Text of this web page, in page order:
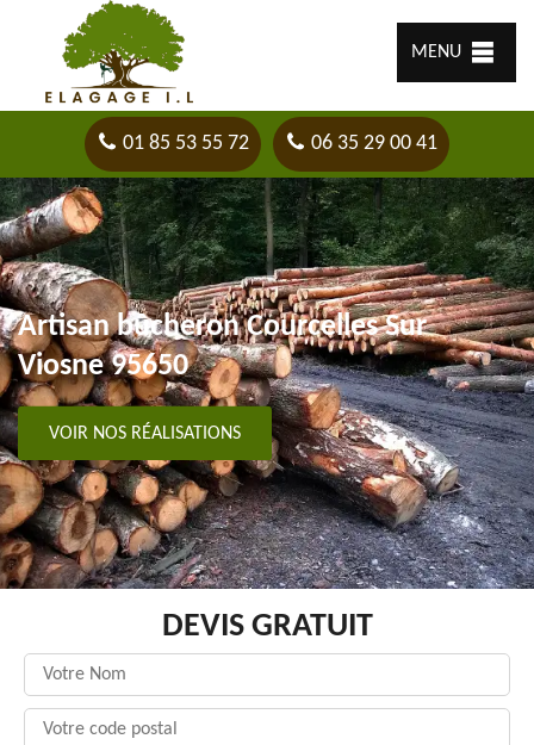
MENU
01 85 53 55 72 06 35 29 00 41
Artisan bûcheron Courcelles Sur
Viosne 95650
VOIR NOS RÉALISATIONS
DEVIS GRATUIT